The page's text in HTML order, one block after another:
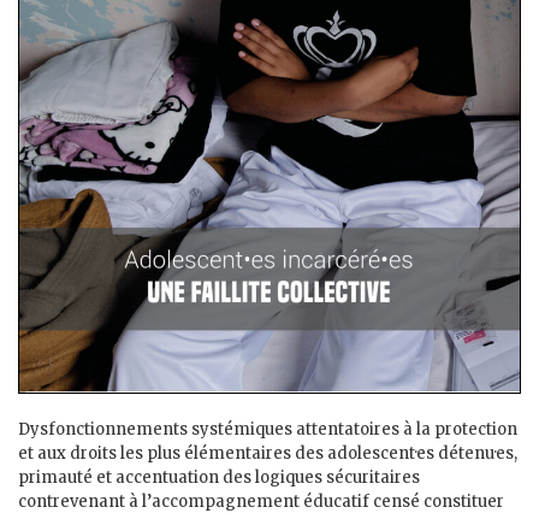
Dysfonctionnements systémiques attentatoires à la protection
et aux droits les plus élémentaires des adolescent·es détenu·es,
primauté et accentuation des logiques sécuritaires
contrevenant à l’accompagnement éducatif censé constituer